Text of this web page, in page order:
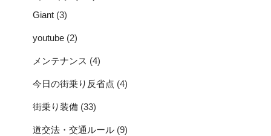
Giant (3)
youtube (2)
メンテナンス (4)
今日の街乗り反省点 (4)
街乗り装備 (33)
道交法・交通ルール (9)